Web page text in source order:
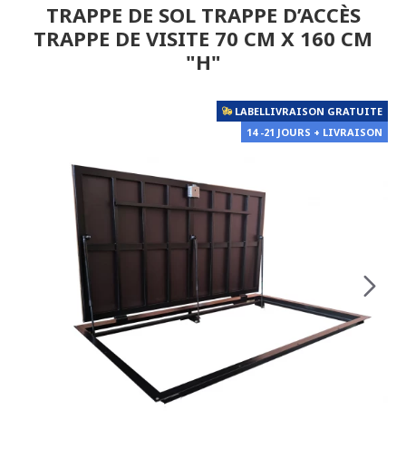
TRAPPE DE SOL TRAPPE D’ACCÈS
TRAPPE DE VISITE 70 CM X 160 CM
"H"
LABELLIVRAISON GRATUITE
14 -21 JOURS + LIVRAISON